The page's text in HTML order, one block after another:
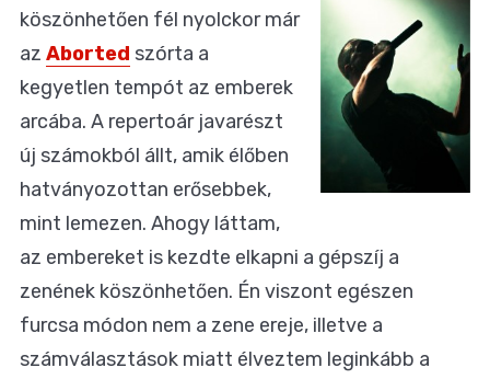
köszönhetően fél nyolckor már
az Aborted szórta a
kegyetlen tempót az emberek
arcába. A repertoár javarészt
új számokból állt, amik élőben
hatványozottan erősebbek,
mint lemezen. Ahogy láttam,
az embereket is kezdte elkapni a gépszíj a
zenének köszönhetően. Én viszont egészen
furcsa módon nem a zene ereje, illetve a
számválasztások miatt élveztem leginkább a